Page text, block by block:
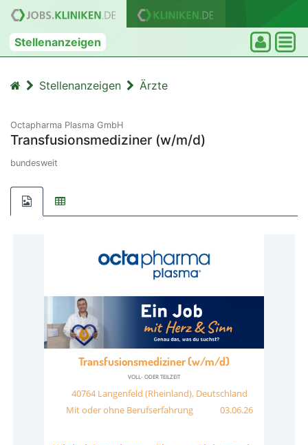
Stellenanzeigen
Stellenanzeigen Ärzte
Octapharma Plasma GmbH
Transfusionsmediziner (w/m/d)
bundesweit